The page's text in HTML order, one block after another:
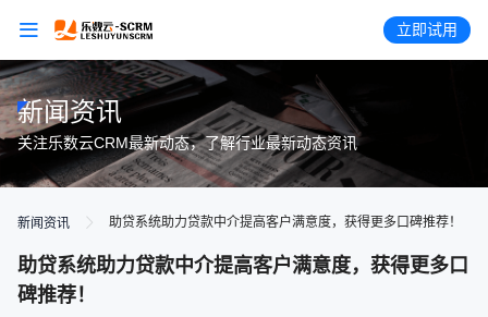
立即试用
新闻资讯
关注乐数云CRM最新动态，了解行业最新动态资讯
新闻资讯 助贷系统助力贷款中介提高客户满意度，获得更多口碑推荐！
助贷系统助力贷款中介提高客户满意度，获得更多口
碑推荐！